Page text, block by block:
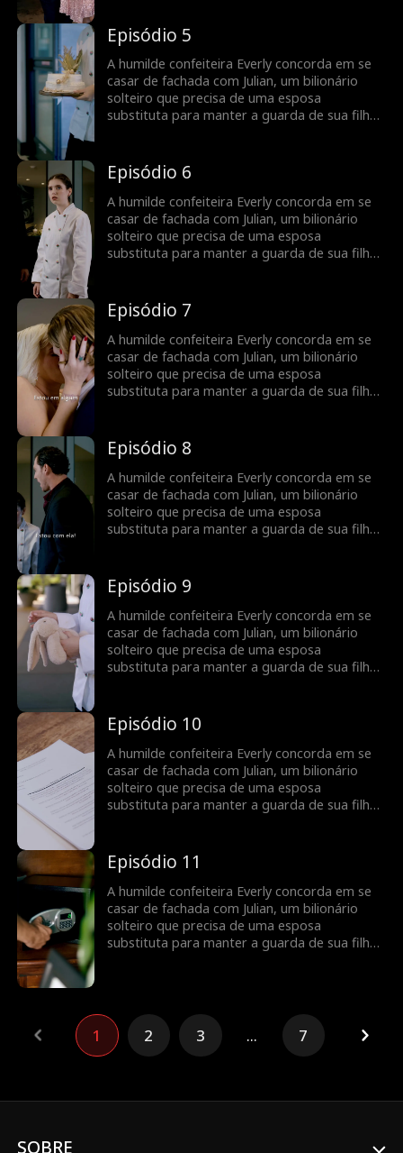
amor à medida que eles descobrem o que
sentem um pelo outro, enquanto lutam
contra um inimigo ciumento, um ex-noivo
perseguidor e uma ex-esposa maluca que
fará de tudo para separá-los.
Episódio 5
A humilde confeiteira Everly concorda em se
casar de fachada com Julian, um bilionário
solteiro que precisa de uma esposa
substituta para manter a guarda de sua filha.
amor à medida que eles descobrem o que
sentem um pelo outro, enquanto lutam
contra um inimigo ciumento, um ex-noivo
perseguidor e uma ex-esposa maluca que
fará de tudo para separá-los.
Episódio 6
A humilde confeiteira Everly concorda em se
casar de fachada com Julian, um bilionário
solteiro que precisa de uma esposa
substituta para manter a guarda de sua filha.
amor à medida que eles descobrem o que
sentem um pelo outro, enquanto lutam
contra um inimigo ciumento, um ex-noivo
perseguidor e uma ex-esposa maluca que
fará de tudo para separá-los.
Episódio 7
A humilde confeiteira Everly concorda em se
casar de fachada com Julian, um bilionário
solteiro que precisa de uma esposa
substituta para manter a guarda de sua filha.
amor à medida que eles descobrem o que
sentem um pelo outro, enquanto lutam
contra um inimigo ciumento, um ex-noivo
perseguidor e uma ex-esposa maluca que
fará de tudo para separá-los.
Episódio 8
A humilde confeiteira Everly concorda em se
casar de fachada com Julian, um bilionário
solteiro que precisa de uma esposa
substituta para manter a guarda de sua filha.
amor à medida que eles descobrem o que
sentem um pelo outro, enquanto lutam
contra um inimigo ciumento, um ex-noivo
perseguidor e uma ex-esposa maluca que
fará de tudo para separá-los.
Episódio 9
A humilde confeiteira Everly concorda em se
casar de fachada com Julian, um bilionário
solteiro que precisa de uma esposa
substituta para manter a guarda de sua filha.
amor à medida que eles descobrem o que
sentem um pelo outro, enquanto lutam
contra um inimigo ciumento, um ex-noivo
perseguidor e uma ex-esposa maluca que
fará de tudo para separá-los.
Episódio 10
A humilde confeiteira Everly concorda em se
casar de fachada com Julian, um bilionário
solteiro que precisa de uma esposa
substituta para manter a guarda de sua filha.
amor à medida que eles descobrem o que
sentem um pelo outro, enquanto lutam
contra um inimigo ciumento, um ex-noivo
perseguidor e uma ex-esposa maluca que
fará de tudo para separá-los.
Episódio 11
A humilde confeiteira Everly concorda em se
casar de fachada com Julian, um bilionário
solteiro que precisa de uma esposa
substituta para manter a guarda de sua filha.
sentem um pelo outro, enquanto lutam
contra um inimigo ciumento, um ex-noivo
perseguidor e uma ex-esposa maluca que
fará de tudo para separá-los.
1 2 3 ... 7
SOBRE